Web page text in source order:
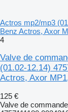
Actros mp2/mp3
Benz Actros, Axor
4
Valve de
(01.02-12.14)
Actros, Axor
125 €
Valve de